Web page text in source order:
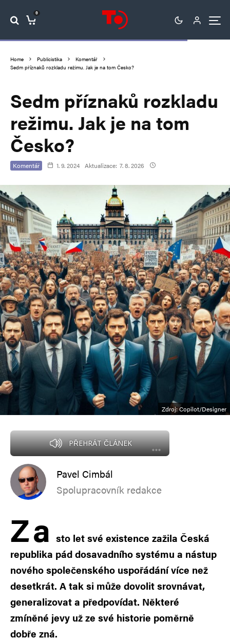
0
Home Publicistika
Komentář
Sedm příznaků rozkladu režimu. Jak je na tom Česko?
Sedm příznaků rozkladu
režimu. Jak je na tom
Česko?
Komentář 1. 9. 2024 Aktualizace: 7. 8. 2026
Zdroj: Copilot/Designer
PŘEHRÁT ČLÁNEK
Pavel Cimbál
Spolupracovník redakce
Za sto let své existence zažila Česká
republika pád dosavadního systému a nástup
nového společenského uspořádání více než
desetkrát. A tak si může dovolit srovnávat,
generalizovat a předpovídat. Některé
zmíněné jevy už ze své historie poměrně
dobře zná.